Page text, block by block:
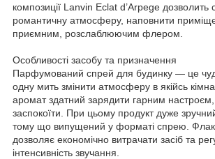
композиції Lanvin Eclat d’Arpege дозволить
романтичну атмосферу, наповнити
приємним, розслаблюючим флером.
Особливості засобу та призначення
Парфумований спрей для будинку — це
одну мить змінити атмосферу в якійсь
аромат здатний зарядити гарним настроєм,
заспокоїти. При цьому продукт дуже
тому що випущений у форматі спрею.
дозволяє економічно витрачати засіб та
інтенсивність звучання.